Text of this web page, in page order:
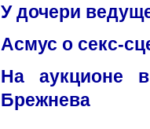
У дочери
Асмус о секс-
На аукционе
Брежнева